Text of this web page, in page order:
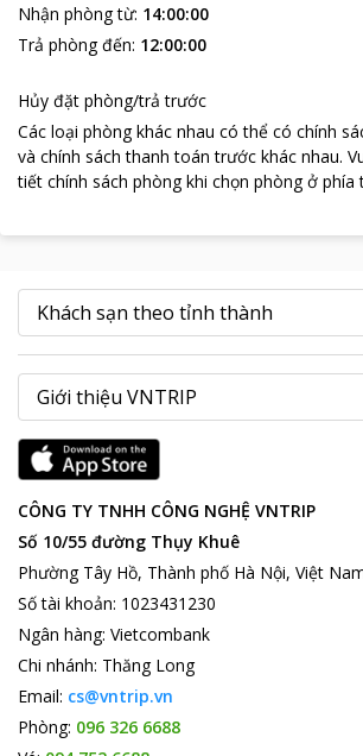
Nhận phòng từ: 14:00:00
Trả phòng đến: 12:00:00
Hủy đặt phòng/trả trước
Các loại phòng khác nhau có thể có chính
và chính sách thanh toán trước khác nhau.
tiết chính sách phòng khi chọn phòng ở phía
CÔNG TY TNHH CÔNG NGHỆ VNTRIP
Số 10/55 đường Thụy Khuê
Phường Tây Hồ, Thành phố Hà Nội, Việt
Số tài khoản: 1023431230
Ngân hàng: Vietcombank
Chi nhánh: Thăng Long
Email: cs@vntrip.vn
Phòng: 096 326 6688